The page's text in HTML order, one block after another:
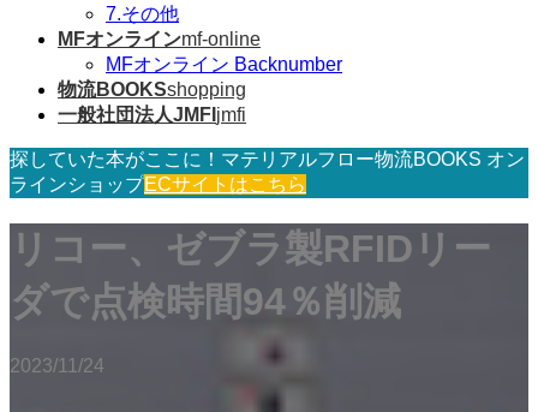
7.その他
MFオンラインmf-online
MFオンライン Backnumber
物流BOOKSshopping
一般社団法人JMFI jmfi
探していた本がここに！マテリアルフロー物流BOOKS オン
ラインショップECサイトはこちら
リコー、ゼブラ製RFIDリー
ダで点検時間94％削減
2023/11/24